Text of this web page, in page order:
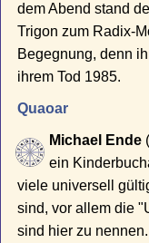
dem Abend stand
Trigon zum Radix-
Begegnung, denn
ihrem Tod 1985.
Quaoar
Michael Ende
ein
viele universell
sind, vor allem die
sind hier zu nennen.